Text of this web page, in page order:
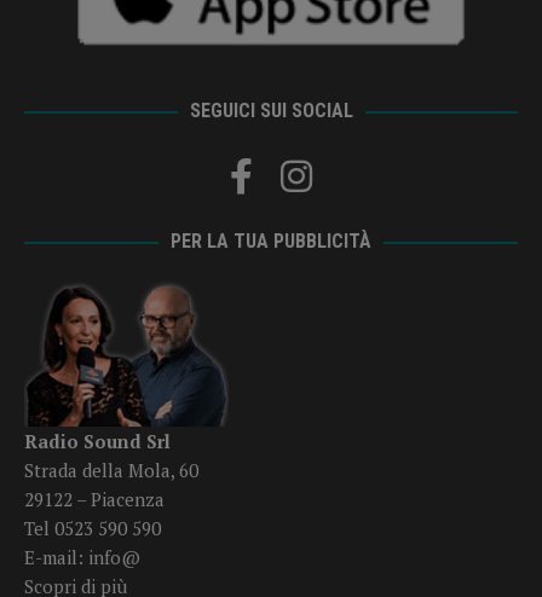
SEGUICI SUI SOCIAL
PER LA TUA PUBBLICITÀ
Radio Sound Srl
Strada della Mola, 60
29122 – Piacenza
Tel 0523 590 590
E-mail: info@
Scopri di più